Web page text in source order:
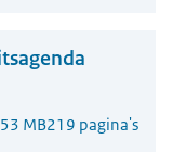
MB219 pagina's